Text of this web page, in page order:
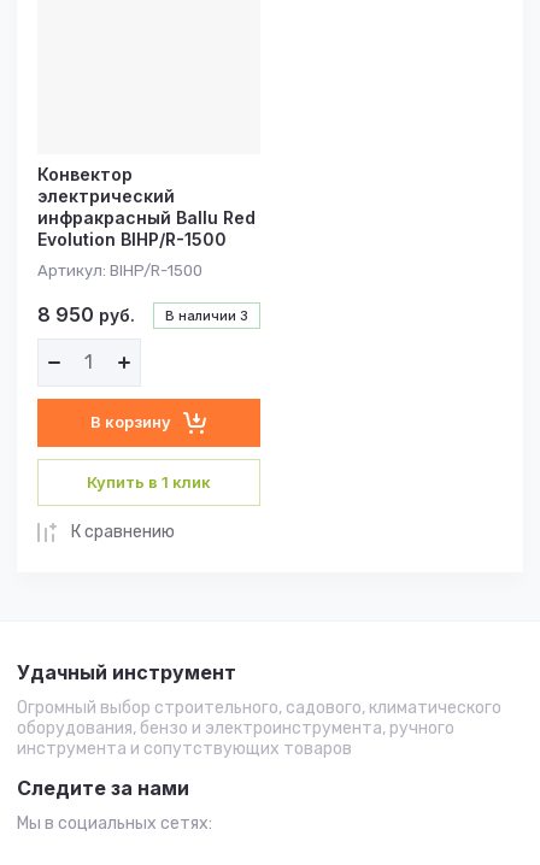
Конвектор
электрический
инфракрасный Ballu Red
Evolution BIHP/R-1500
Артикул: BIHP/R-1500
В наличии 3
8 950 руб.
В корзину
Купить в 1 клик
К сравнению
Удачный инструмент
Огромный выбор строительного, садового, климатического
оборудования, бензо и электроинструмента, ручного
инструмента и сопутствующих товаров
Следите за нами
Мы в социальных сетях: